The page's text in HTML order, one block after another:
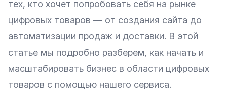
тех, кто хочет попробовать себя на рынке
цифровых товаров — от создания сайта до
автоматизации продаж и доставки. В этой
статье мы подробно разберем, как начать и
масштабировать бизнес в области цифровых
товаров с помощью нашего сервиса.